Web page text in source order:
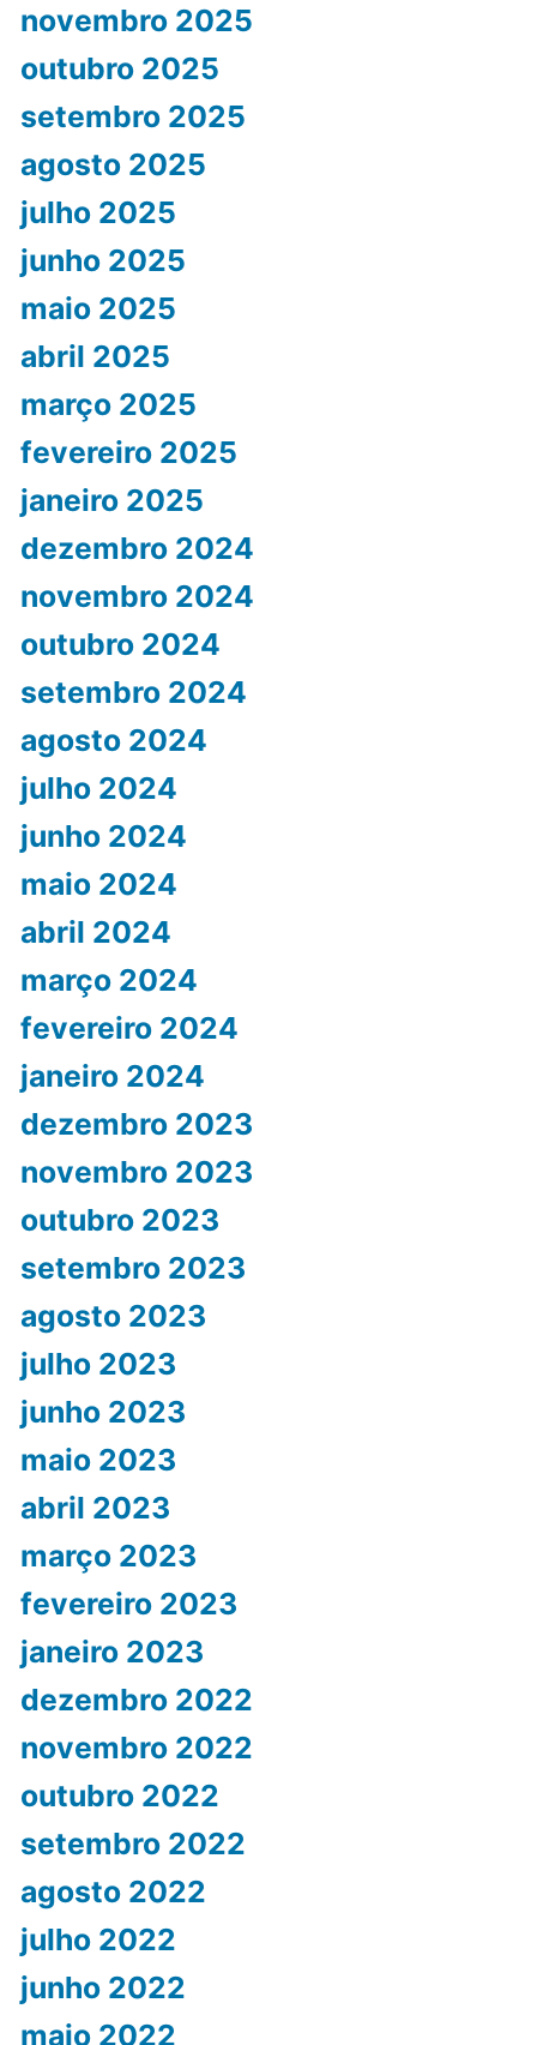
novembro 2025
outubro 2025
setembro 2025
agosto 2025
julho 2025
junho 2025
maio 2025
abril 2025
março 2025
fevereiro 2025
janeiro 2025
dezembro 2024
novembro 2024
outubro 2024
setembro 2024
agosto 2024
julho 2024
junho 2024
maio 2024
abril 2024
março 2024
fevereiro 2024
janeiro 2024
dezembro 2023
novembro 2023
outubro 2023
setembro 2023
agosto 2023
julho 2023
junho 2023
maio 2023
abril 2023
março 2023
fevereiro 2023
janeiro 2023
dezembro 2022
novembro 2022
outubro 2022
setembro 2022
agosto 2022
julho 2022
junho 2022
maio 2022